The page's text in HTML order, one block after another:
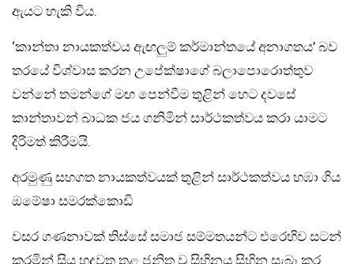
ඇයට හැකි විය.
‘කාන්තා නායකත්වය ඇඟලුම් කර්මාන්තයේ අනාගතය’ බව
තරයේ විශ්වාස කරන උපේක්ෂාගේ බලාපොරොත්තුව
වන්නේ තමන්ගේ මඟ පෙන්වීම තුළින් හෙට දවසේ
කාන්තාවන් බාධක ජය ගනිමින් සාර්ථකත්වය කරා යාමට
දිරිමත් කිරීමයි.
අරමුණු සහගත නායකත්වයක් තුළින් සාර්ථකත්වය හඹා ගිය
ඔමේෂා සමරක්කොඩි
වසර ගණනාවක් තිස්සේ සමාජ සම්මතයන්ට එරෙහිව සටන්
කරමින් සිය හදවත තුළ ජනිත වූ සිහිනය සිහින සැබෑ කර